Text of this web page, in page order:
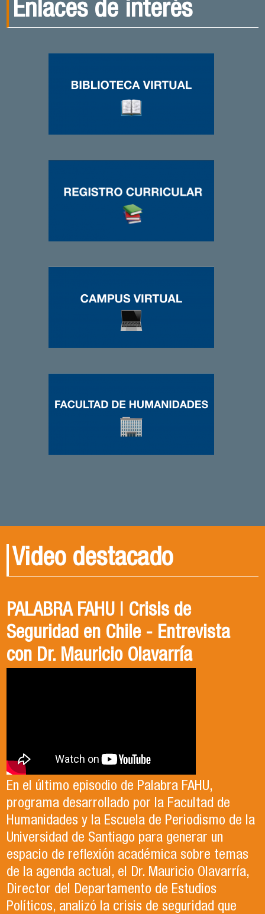
Enlaces de interés
Video destacado
PALABRA FAHU | Crisis de
Seguridad en Chile - Entrevista
con Dr. Mauricio Olavarría
En el último episodio de Palabra FAHU,
programa desarrollado por la Facultad de
Humanidades y la Escuela de Periodismo de la
Universidad de Santiago para generar un
espacio de reflexión académica sobre temas
de la agenda actual, el Dr. Mauricio Olavarría,
Director del Departamento de Estudios
Políticos, analizó la crisis de seguridad que
Egresados Internacionales en
Acción: Antonia Abarca
Antonia egresó de la Licenciatura en Estudios
Internacionales de la Universidad de Santiago
en el año 2023. Actualmente, trabaja en lo que
ella describe como el trabajo de sus sueños
en la Organización de las Naciones Unidas para
la Alimentación y la Agricultura (FAO).
Revive el XIV Congreso Chileno de
Ciencia Política 2023
El Departamento de Estudios Políticos, en
colaboración con la Asociación Chilena de
Ciencia Política (ACCP), fue el organizador del
exitoso Congreso que recientemente tuvo
lugar en la Universidad de Santiago. Durante el
evento, se llevaron a cabo paneles de
conversación, reflexión y debate sobre el
contexto político y académico nacional.
Puedes revisar los paneles en el apartado